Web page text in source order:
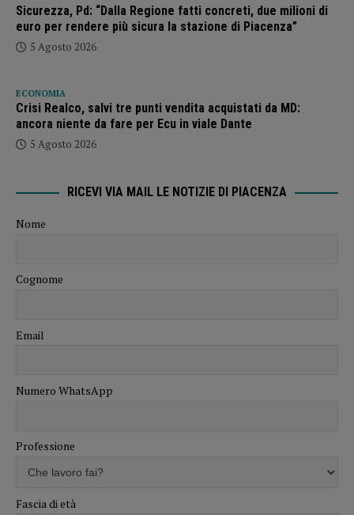
Sicurezza, Pd: “Dalla Regione fatti concreti, due milioni di
euro per rendere più sicura la stazione di Piacenza”
5 Agosto 2026
ECONOMIA
Crisi Realco, salvi tre punti vendita acquistati da MD:
ancora niente da fare per Ecu in viale Dante
5 Agosto 2026
RICEVI VIA MAIL LE NOTIZIE DI PIACENZA
Nome
Cognome
Email
Numero WhatsApp
Professione
Fascia di età